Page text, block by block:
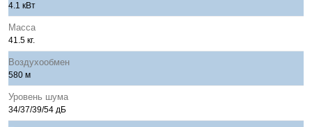
4.1 кВт
Масса
41.5 кг.
Воздухообмен
580 м
Уровень шума
34/37/39/54 дБ